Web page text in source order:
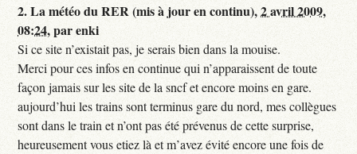
2.La météo du RER (mis à jour en continu),2 avril 2009,
08:24,parenki
Si ce site n’existait pas, je serais bien dans la mouise.
Merci pour ces infos en continue qui n’apparaissent de toute
façon jamais sur les site de la sncf et encore moins en gare.
aujourd’hui les trains sont terminus gare du nord, mes collègues
sont dans le train et n’ont pas été prévenus de cette surprise,
heureusement vous etiez là et m’avez évité encore une fois de